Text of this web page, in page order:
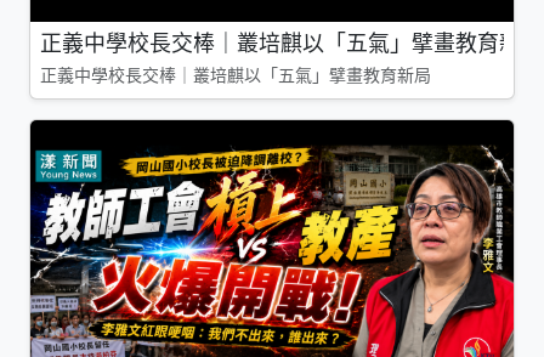
正義中學校長交棒｜叢培麒以「五氣」擘畫教育新局
正義中學校長交棒｜叢培麒以「五氣」擘畫教育新局